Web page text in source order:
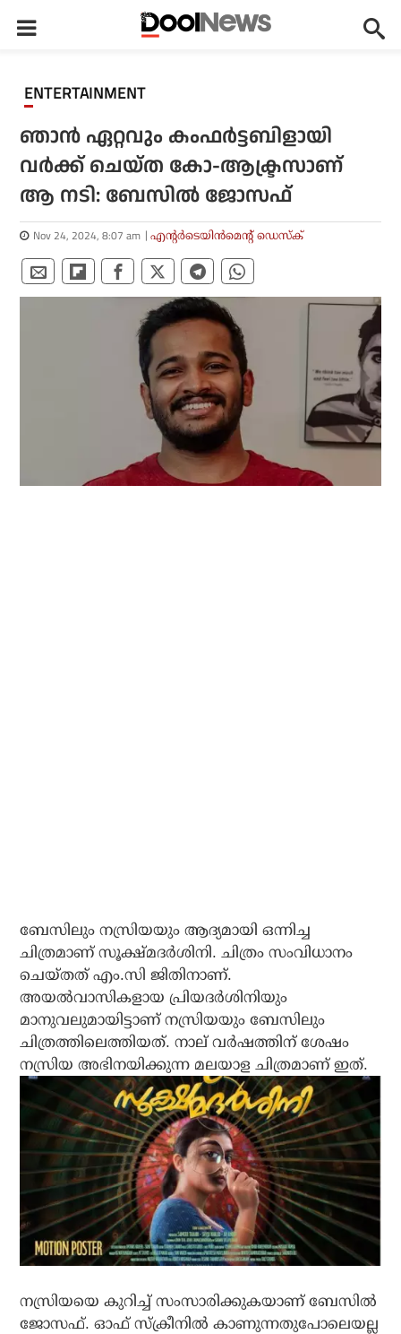
ENTERTAINMENT
ഞാന്‍ ഏറ്റവും കംഫര്‍ട്ടബിളായി
വര്‍ക്ക് ചെയ്ത കോ-ആക്ട്രസാണ്
ആ നടി: ബേസില്‍ ജോസഫ്
Nov 24, 2024, 8:07 am എന്റര്‍ടെയിന്‍മെന്റ് ഡെസ്‌ക്
ബേസിലും നസ്രിയയും ആദ്യമായി ഒന്നിച്ച
ചിത്രമാണ് സൂക്ഷ്മദര്‍ശിനി. ചിത്രം സംവിധാനം
ചെയ്തത് എം.സി ജിതിനാണ്.
അയല്‍വാസികളായ പ്രിയദര്‍ശിനിയും
മാനുവലുമായിട്ടാണ് നസ്രിയയും ബേസിലും
ചിത്രത്തിലെത്തിയത്. നാല് വര്‍ഷത്തിന് ശേഷം
നസ്രിയ അഭിനയിക്കുന്ന മലയാള ചിത്രമാണ് ഇത്.
നസ്രിയയെ കുറിച്ച് സംസാരിക്കുകയാണ് ബേസില്‍
ജോസഫ്. ഓഫ് സ്‌ക്രീനില്‍ കാണുന്നതുപോലെയല്ല